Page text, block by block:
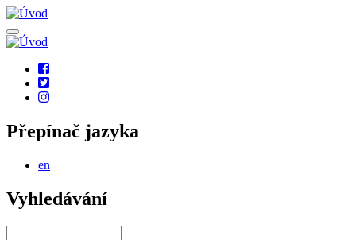
Přejít
k
hlavnímu
Social
links
Přepínač jazyka
en
Vyhledávání